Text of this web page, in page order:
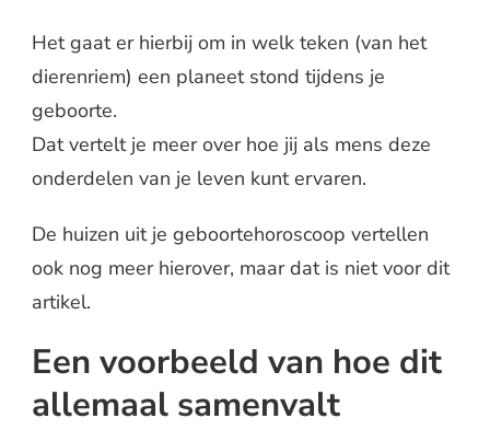
Het gaat er hierbij om in welk teken (van het
dierenriem) een planeet stond tijdens je
geboorte.
Dat vertelt je meer over hoe jij als mens deze
onderdelen van je leven kunt ervaren.
De huizen uit je geboortehoroscoop vertellen
ook nog meer hierover, maar dat is niet voor dit
artikel.
Een voorbeeld van hoe dit
allemaal samenvalt